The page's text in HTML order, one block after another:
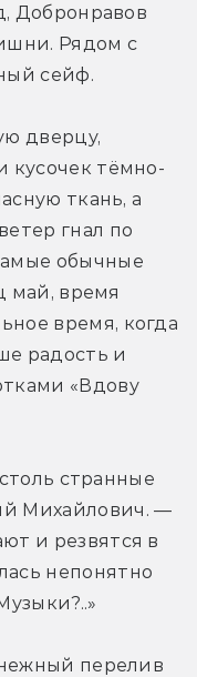
Добронравов
Рядом с
сейф.
дверцу,
кусочек тёмно-
ткань, а
гнал по
обычные
май, время
время, когда
радость и
«Вдову
странные
Михайлович. —
и резвятся в
непонятно
нежный перелив